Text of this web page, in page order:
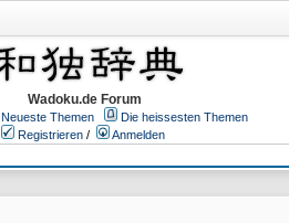
Wadoku.de Forum
Neueste Themen
Die heissesten Themen
Registrieren /
Anmelden